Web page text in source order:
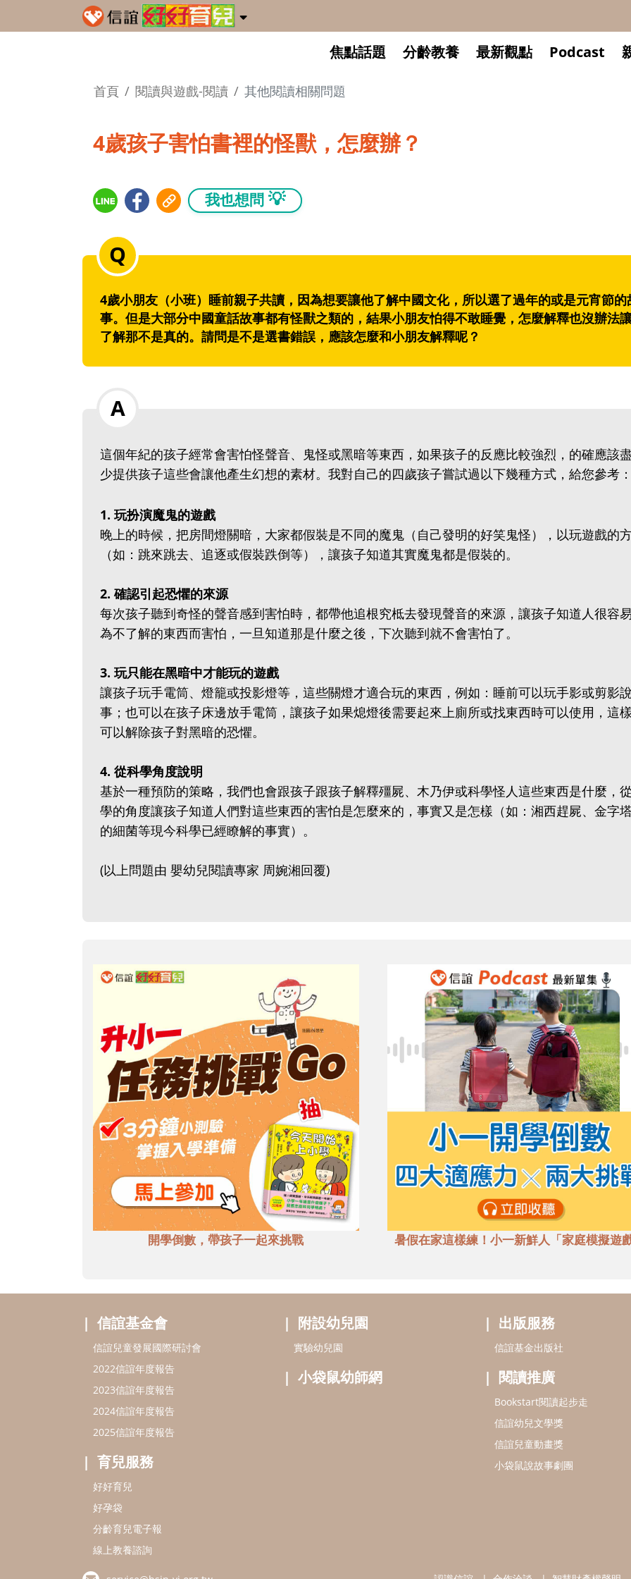
焦點話題 分齡教養 最新觀點 Podcast
首頁 閱讀與遊戲-閱讀 其他閱讀相關問題
4歲孩子害怕書裡的怪獸，怎麼辦？
我也想問 💡
4歲小朋友（小班）睡前親子共讀，因為想要讓他了解中國文化，所以選了過年的或是元宵節的
事。但是大部分中國童話故事都有怪獸之類的，結果小朋友怕得不敢睡覺，怎麼解釋也沒辦法
了解那不是真的。請問是不是選書錯誤，應該怎麼和小朋友解釋呢？
這個年紀的孩子經常會害怕怪聲音、鬼怪或黑暗等東西，如果孩子的反應比較強烈，的確應該
少提供孩子這些會讓他產生幻想的素材。我對自己的四歲孩子嘗試過以下幾種方式，給您參考
1. 玩扮演魔鬼的遊戲
晚上的時候，把房間燈關暗，大家都假裝是不同的魔鬼（自己發明的好笑鬼怪），以玩遊戲的
（如：跳來跳去、追逐或假裝跌倒等），讓孩子知道其實魔鬼都是假裝的。
2. 確認引起恐懼的來源
每次孩子聽到奇怪的聲音感到害怕時，都帶他追根究柢去發現聲音的來源，讓孩子知道人很容
為不了解的東西而害怕，一旦知道那是什麼之後，下次聽到就不會害怕了。
3. 玩只能在黑暗中才能玩的遊戲
讓孩子玩手電筒、燈籠或投影燈等，這些關燈才適合玩的東西，例如：睡前可以玩手影或剪影
事；也可以在孩子床邊放手電筒，讓孩子如果熄燈後需要起來上廁所或找東西時可以使用，這
可以解除孩子對黑暗的恐懼。
4. 從科學角度說明
基於一種預防的策略，我們也會跟孩子跟孩子解釋殭屍、木乃伊或科學怪人這些東西是什麼，
學的角度讓孩子知道人們對這些東西的害怕是怎麼來的，事實又是怎樣（如：湘西趕屍、金字
的細菌等現今科學已經瞭解的事實）。
(以上問題由 嬰幼兒閱讀專家 周婉湘回覆)
開學倒數，帶孩子一起來挑戰 暑假在家這樣練！小一新鮮人「家庭模擬遊
信誼基金會
信誼兒童發展國際研討會
2022信誼年度報告
2023信誼年度報告
2024信誼年度報告
2025信誼年度報告
育兒服務
好好育兒
好孕袋
分齡育兒電子報
線上教養諮詢
附設幼兒園
實驗幼兒園
小袋鼠幼師網
出版服務
信誼基金出版社
閱讀推廣
Bookstart閱讀起步走
信誼幼兒文學獎
信誼兒童動畫獎
小袋鼠說故事劇團